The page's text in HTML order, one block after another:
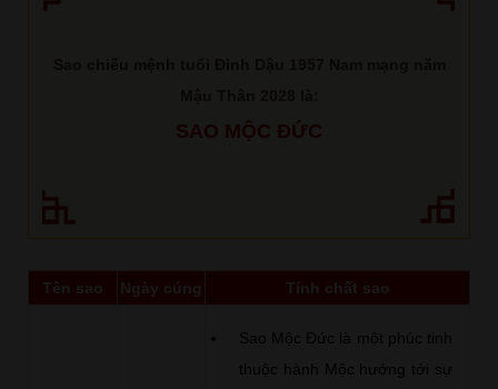
SAO MỘC ĐỨC
Tên sao Ngày cúng Tính chất sao
Sao Mộc Đức là một phúc tinh
thuộc hành Mộc hướng tới sự